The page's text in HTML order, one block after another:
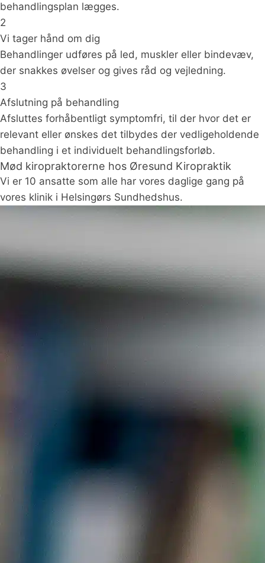
behandlingsplan lægges.
2
Vi tager hånd om dig
Behandlinger udføres på led, muskler eller bindevæv,
der snakkes øvelser og gives råd og vejledning.
3
Afslutning på behandling
Afsluttes forhåbentligt symptomfri, til der hvor det er
relevant eller ønskes det tilbydes der vedligeholdende
behandling i et individuelt behandlingsforløb.
Mød kiropraktorerne hos Øresund Kiropraktik
Vi er 10 ansatte som alle har vores daglige gang på
vores klinik i Helsingørs Sundhedshus.